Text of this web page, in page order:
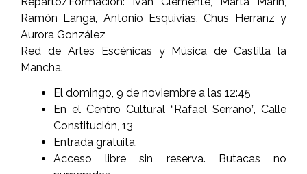
Ramón Langa, Antonio Esquivias, Chus Herranz y
Aurora González
Red de Artes Escénicas y Música de Castilla la
Mancha.
El domingo, 9 de noviembre a las 12:45
En el Centro Cultural “Rafael Serrano”, Calle
Constitución, 13
Entrada gratuita.
Acceso libre sin reserva. Butacas no